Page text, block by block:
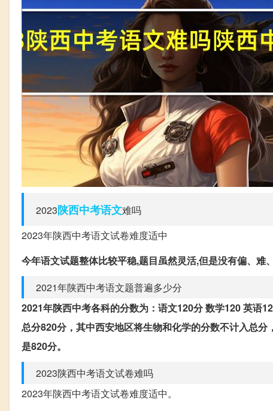
2023陕西中考语文难吗
2023年陕西中考语文试卷难度适中
今年语文试题整体比较平稳,题目虽然灵活,但是没有偏、难
2021年陕西中考语文题普遍多少分
2021年陕西中考各科的分数为：语文120分 数学120 英语
总分820分，其中西安地区将生物和化学的分数不计入总
是820分。
2023陕西中考语文试卷难吗
2023年陕西中考语文试卷难度适中。